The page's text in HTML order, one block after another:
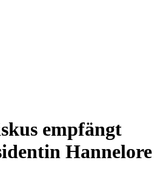
empfängt
Hannelore